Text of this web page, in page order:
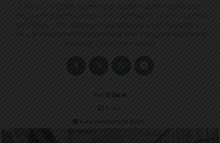
Entre l'1 i el 19 de desembre es podran veure el conjunt de
vídeo-performances creades per l'alumnat de l'Escola Superior
de Disseny i Arts Plàstiques de Catalunya; les obres posen en
relleu la consagració maquiavèl·lica d’un món progressivament
controlat, homogeni i simulat
Per El Jardí
3 min.
4 de desembre de 2025